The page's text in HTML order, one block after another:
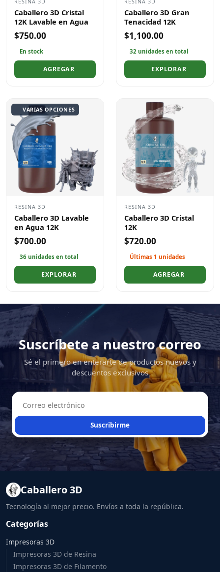
Caballero 3D Cristal
12K Lavable en Agua
$750.00
En stock
AGREGAR
Caballero 3D Gran
Tenacidad 12K
$1,100.00
32 unidades en total
EXPLORAR
VARIAS OPCIONES
RESINA 3D
Caballero 3D Lavable
en Agua 12K
$700.00
36 unidades en total
EXPLORAR
RESINA 3D
Caballero 3D Cristal
12K
$720.00
Últimas 1 unidades
AGREGAR
Suscríbete a nuestro correo
Sé el primero en enterarte de productos nuevos y
descuentos exclusivos
Suscribirme
Caballero 3D
Tecnología al mejor precio. Envíos a toda la república.
Categorías
Impresoras 3D
Impresoras 3D de Resina
Impresoras 3D de Filamento